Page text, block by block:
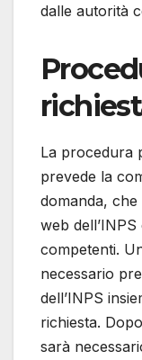
dalle autorità
La procedura
prevede la
domanda,
web
competenti.
necessario
dell’INPS
richiesta.
sarà